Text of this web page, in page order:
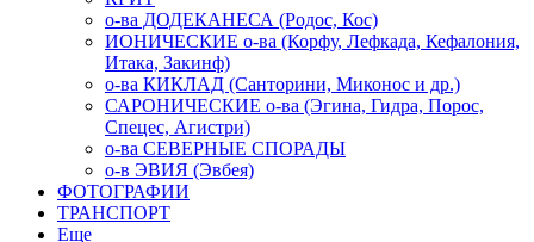
о-ва ДОДЕКАНЕСА (Родос, Кос)
ИОНИЧЕСКИЕ о-ва (Корфу, Лефкада, Кефалония,
Итака, Закинф)
о-ва КИКЛАД (Санторини, Миконос и др.)
САРОНИЧЕСКИЕ о-ва (Эгина, Гидра, Порос,
Спецес, Агистри)
о-ва СЕВЕРНЫЕ СПОРАДЫ
о-в ЭВИЯ (Эвбея)
ФОТОГРАФИИ
ТРАНСПОРТ
Еще